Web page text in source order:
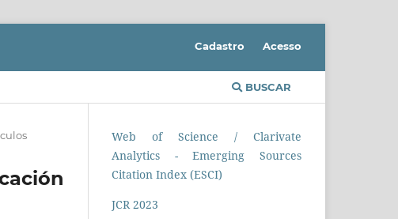
BUSCAR
Cadastro Acesso
Web of Science / Clarivate
Analytics - Emerging Sources
Citation Index (ESCI)
JCR 2023